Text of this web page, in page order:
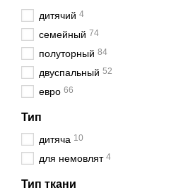
дитячий 4
семейный 74
полуторный 84
двуспальный 52
евро 66
Тип
дитяча 10
для немовлят 4
Тип ткани